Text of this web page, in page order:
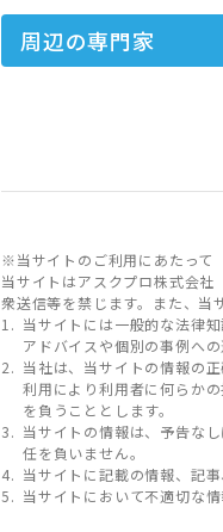
周辺の専門家
※当サイトのご利用にあたって
当サイトはアスクプロ株式会
衆送信等を禁じます。また、当
当サイトには一般的な法律
アドバイスや個別の事例へ
当社は、当サイトの情報の
利用により利用者に何らか
を負うこととします。
当サイトの情報は、予告な
任を負いません。
当サイトに記載の情報、記
当サイトにおいて不適切な